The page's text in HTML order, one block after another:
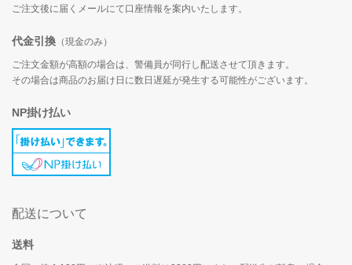
ご注文後に届くメールにて口座情報を案内いたします。
代金引換 （現金のみ）
ご注文金額が高額の場合は、警備員が同行し配送させて頂きます。
その場合は商品のお届け日に数日遅延が発生する可能性がございます。
NP掛け払い
配送について
送料